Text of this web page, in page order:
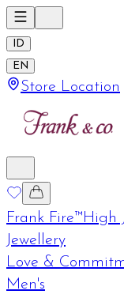
ID
EN
Store Location
Frank Fire™High
Jewellery
Love &
Men's